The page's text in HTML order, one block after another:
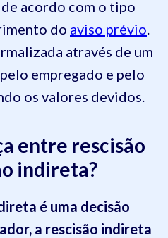
acordo com o tipo
do aviso prévio
através de um
empregado e pelo
os valores devidos.
entre rescisão
indireta?
é uma decisão
a rescisão indireta